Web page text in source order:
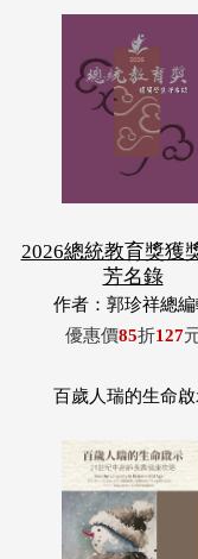
2026總統教育獎獲
芳名錄
作者：郭珍祥總
優惠價85折127
百歲人瑞的生命